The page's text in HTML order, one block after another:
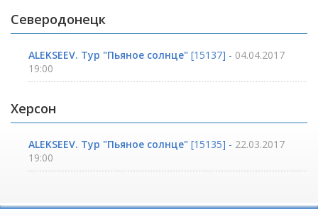
Северодонецк
ALEKSEEV. Тур "Пьяное солнце" [15137] - 04.04.2017
19:00
Херсон
ALEKSEEV. Тур "Пьяное солнце" [15135] - 22.03.2017
19:00